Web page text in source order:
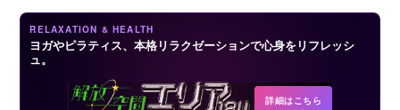
RELAXATION & HEALTH
ヨガやピラティス、本格リラクゼーションで心身をリフレッシ
ュ。
詳細はこちら